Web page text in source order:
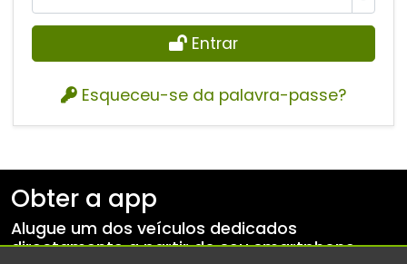
Entrar
Esqueceu-se da palavra-passe?
Obter a app
Alugue um dos veículos dedicados
directamente a partir do seu smartphone.